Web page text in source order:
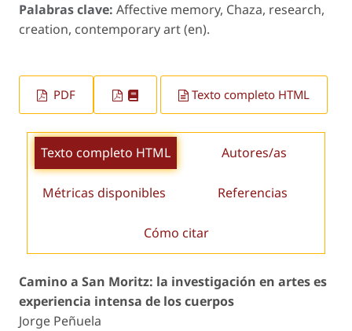
Palabras clave: Affective memory, Chaza, research,
creation, contemporary art (en).
PDF Texto completo HTML
Texto completo HTML Autores/as
Métricas disponibles Referencias
Cómo citar
Camino a San Moritz: la investigación en artes es
experiencia intensa de los cuerpos
Jorge Peñuela